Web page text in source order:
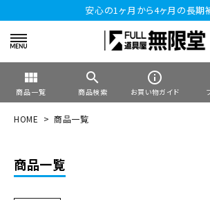
安心の1ヶ月から4ヶ月の長期
view_module
商品一覧
search
商品検索
info_outline
お買い物ガイド
HOME 商品一覧
商品一覧